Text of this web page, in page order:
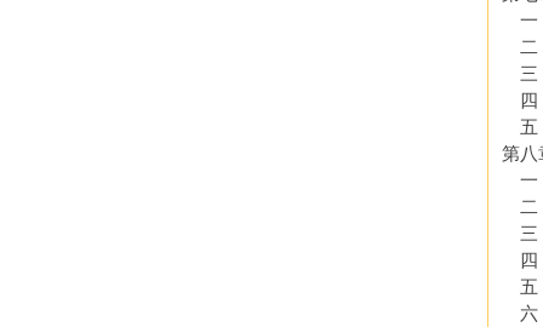
一
二
三
四
五
第
一
二
三
四
五
六